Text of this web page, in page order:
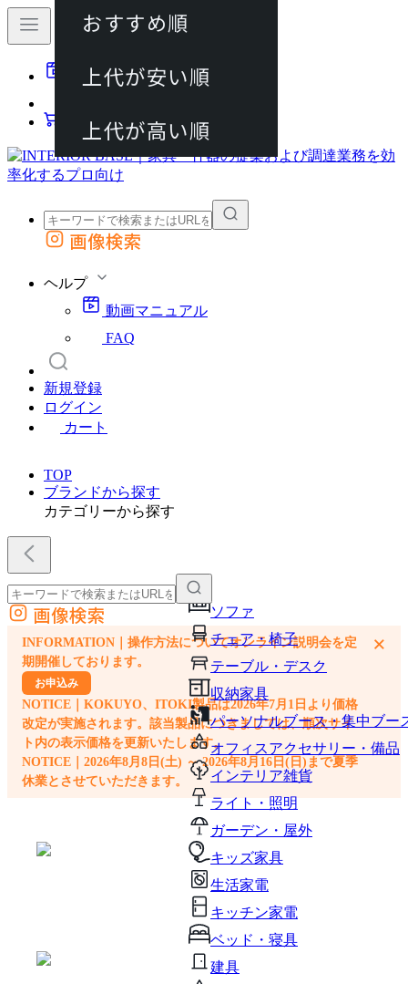
動画マニュアル
カート
外部サイトの商品をカートに追加
画像検索
ヘルプ
動画マニュアル
FAQ
新規登録
ログイン
カート
TOP
ブランドから探す
カテゴリーから探す
ソファ
チェア・椅子
テーブル・デスク
収納家具
パーソナルブース・集中ブー
オフィスアクセサリー・備品
インテリア雑貨
ライト・照明
ガーデン・屋外
キッズ家具
生活家電
キッチン家電
ベッド・寝具
建具
外部サイトの商品をカートに追加
他のサイトで見つけた商品ページのURLを貼り付けて、カートに追加できます
画像検索
INFORMATION｜操作方法についてオンライン説明会を定
期開催しております。
お申込み
NOTICE｜KOKUYO、ITOKI製品は2026年7月1日より価格
改定が実施されます。該当製品につきましては、順次サイ
ト内の表示価格を更新いたします。
NOTICE｜2026年8月8日(土) ～ 2026年8月16日(日)まで夏季
休業とさせていただきます。
×
おすすめ順
上代が安い順
上代が高い順